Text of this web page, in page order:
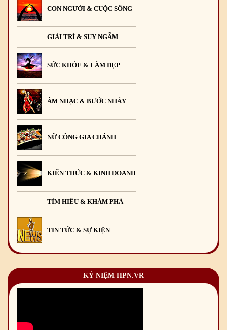
CON NGƯỜI & CUỘC SỐNG
GIẢI TRÍ & SUY NGẪM
SỨC KHỎE & LÀM ĐẸP
ÂM NHẠC & BƯỚC NHẢY
NỮ CÔNG GIA CHÁNH
KIẾN THỨC & KINH DOANH
TÌM HIỂU & KHÁM PHÁ
TIN TỨC & SỰ KIỆN
KỶ NIỆM HPN.VR